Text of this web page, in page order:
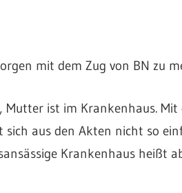
mit dem Zug von BN zu
ist im Krankenhaus.
sich aus den Akten nicht so
Krankenhaus heißt